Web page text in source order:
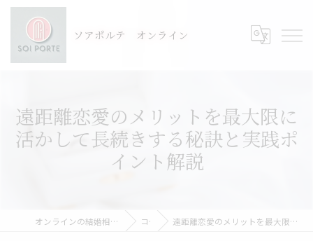
ソアポルテ オンライン
遠距離恋愛のメリットを最大限に
活かして長続きする秘訣と実践ポ
イント解説
オンラインの結婚相談所ならSOI PORTE-ソアポルテ コラム 遠距離恋愛のメリットを最大限に活かして長続きする秘訣と実践ポイント解説